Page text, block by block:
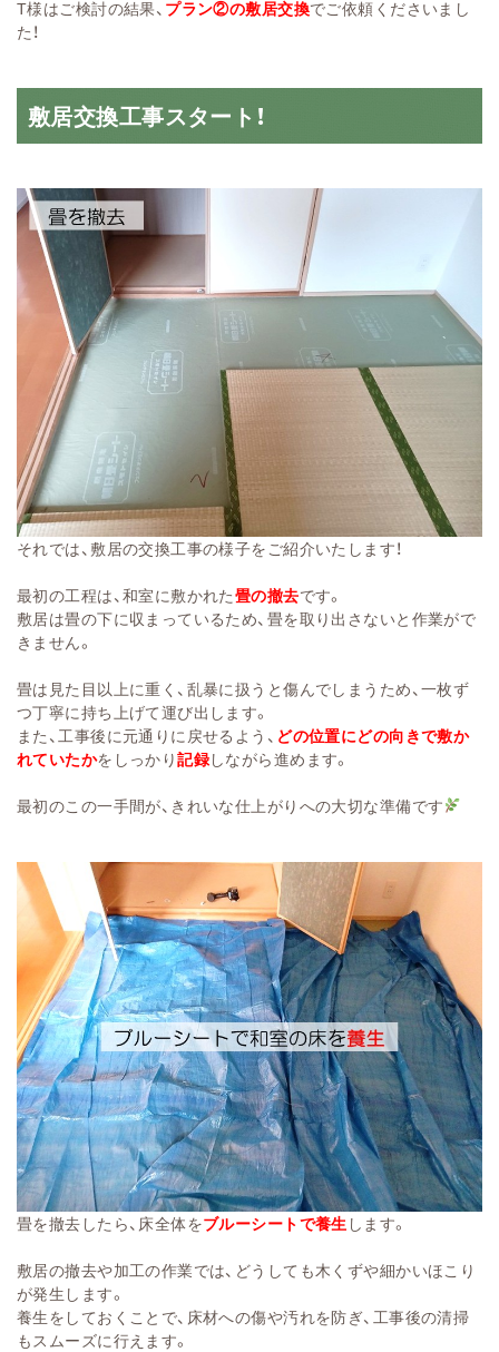
T様はご検討の結果、 プラン②の敷居交換でご依頼くださいまし
た！
敷居交換工事スタート！
それでは、敷居の交換工事の様子をご紹介いたします！
最初の工程は、和室に敷かれた畳の撤去です。
敷居は畳の下に収まっているため、畳を取り出さないと作業がで
きません。
畳は見た目以上に重く、乱暴に扱うと傷んでしまうため、一枚ず
つ丁寧に持ち上げて運び出します。
また、工事後に元通りに戻せるよう、 どの位置にどの向きで敷か
れていたかをしっかり記録しながら進めます。
最初のこの一手間が、きれいな仕上がりへの大切な準備です
畳を撤去したら、床全体をブルーシートで養生 します。
敷居の撤去や加工の作業では、どうしても木くずや細かいほこり
が発生します。
養生をしておくことで、床材への傷や汚れを防ぎ、工事後の清掃
もスムーズに行えます。